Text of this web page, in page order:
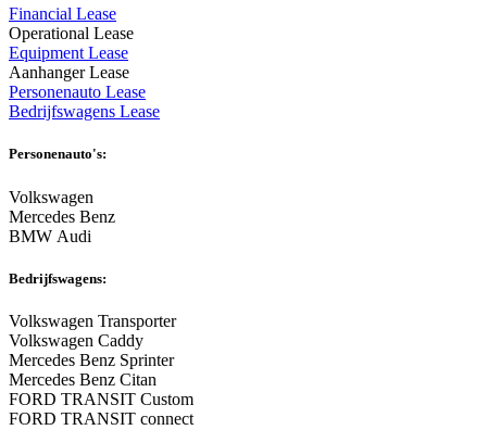
Financial Lease
Operational Lease
Equipment Lease
Aanhanger Lease
Personenauto Lease
Bedrijfswagens Lease
Personenauto's:
Volkswagen
Mercedes Benz
BMW Audi
Bedrijfswagens:
Volkswagen Transporter
Volkswagen Caddy
Mercedes Benz Sprinter
Mercedes Benz Citan
FORD TRANSIT Custom
FORD TRANSIT connect